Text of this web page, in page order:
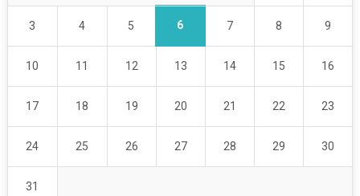
3 4 5 6 7 8 9
10 11 12 13 14 15 16
17 18 19 20 21 22 23
24 25 26 27 28 29 30
31